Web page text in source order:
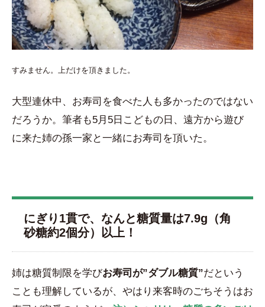
すみません。上だけを頂きました。
大型連休中、お寿司を食べた人も多かったのではない
だろうか。筆者も5月5日こどもの日、遠方から遊び
に来た姉の孫一家と一緒にお寿司を頂いた。
にぎり1貫で、なんと糖質量は7.9g（角
砂糖約2個分）以上！
姉は糖質制限を学びお寿司が”ダブル糖質”だという
ことも理解しているが、やはり来客時のごちそうはお